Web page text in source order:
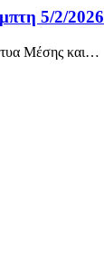
5/2/2026
Μέσης και…